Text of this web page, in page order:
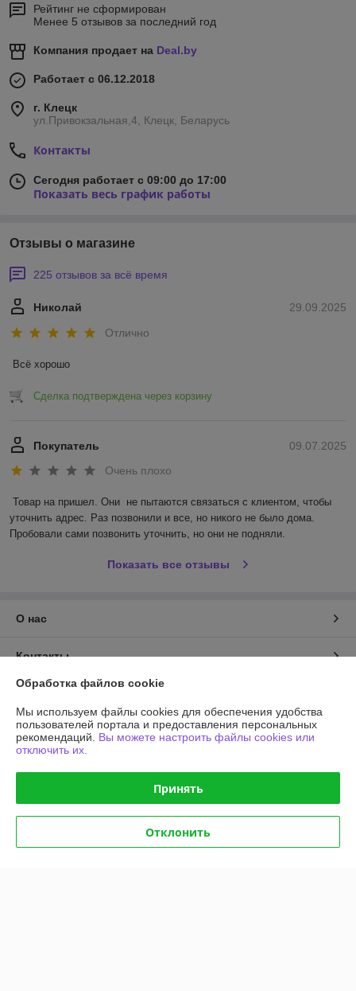
Рейтинг не сформирован
Менее 5 отзывов за последний год
Компания продает на Deal.by
Работает с 06.12.2018
г. Клецк
ул.Привокзальная,4, Клецк, Беларусь
Контакты
Сегодня работает с 09:00 до 17:00
Показать весь график работы
Отзывы о магазине
225 отзывов за всё время
29.09.2025
Николай
Отлично
Всё хорошо
Сделка подтверждена через корзину
09.07.2025
Покупатель
Очень плохо
Товар на пришел. Они  не пытаются связаться с клиентом, чтобы
уточнить адрес. Раз позвонили и все, но никого не было дома.
Пробовали сами позвонить уточнить, но они не подняли.
Показать все отзывы
О нас
Контакты
Доставка и оплата
График работы
Политика обработки cookies
Обработка файлов cookie
Мы используем файлы cookies для обеспечения удобства
пользователей портала и предоставления персональных
рекомендаций. Вы можете настроить файлы cookies или
отключить их.
Принять
Отклонить